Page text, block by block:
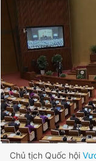
Đặt báo Quảng
Tổng biên tập:
Phó tổng biên tập
Phó tổng biên tập:
Phó tổng biên tập:
Tổng thư ký tòa
Giấy phép xuất bản
© 2003-2026 Bản
chép dưới mọi hình
bản. Phát triển bởi
Current
0:01 / Duration
5:42
Chủ tịch Quốc hội